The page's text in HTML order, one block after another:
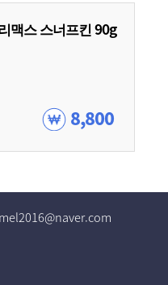
맥스 스너프킨 90g
8,800